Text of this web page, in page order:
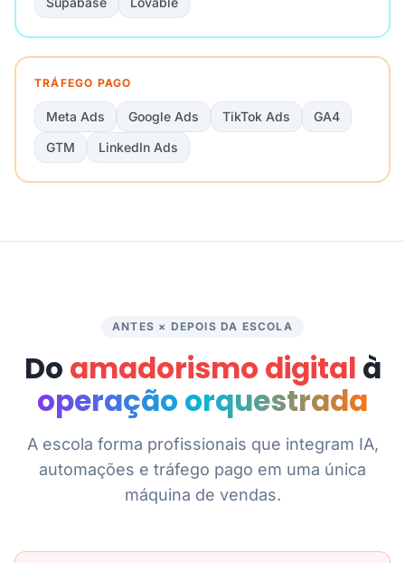
TRÁFEGO PAGO
Meta Ads Google Ads TikTok Ads
GA4
GTM
LinkedIn Ads
ANTES × DEPOIS DA ESCOLA
Do amadorismo digital à
operação orquestrada
A escola forma profissionais que integram IA,
automações e tráfego pago em uma única
máquina de vendas.